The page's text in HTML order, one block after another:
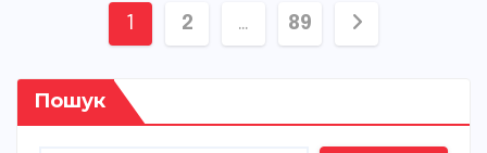
Пагінація
записів
1 2 … 89
Пошук